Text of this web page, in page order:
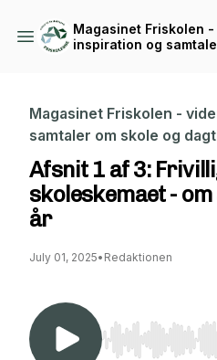
Magasinet Friskolen -
inspiration og
Magasinet Friskolen -
samtaler om skole og
Afsnit 1 af 3:
skoleskemaet -
år
July 01, 2025• Redaktionen
Use Left/Right